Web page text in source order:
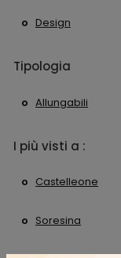
Design
Tipologia
Allungabili
I più visti a :
Castelleone
Soresina